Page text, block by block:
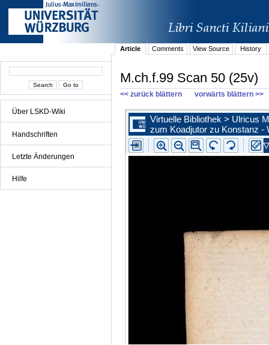
Über LSKD-Wiki
Handschriften
Letzte Änderungen
Hilfe
Article Comments View Source History
M.ch.f.99 Scan 50 (25v)
<< zurück blättern vorwärts blättern >>